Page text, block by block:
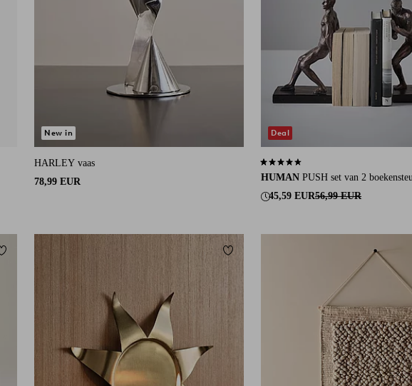
HARLEY vaas
78,99 EUR
New in
HUMAN PUSH set van 2
45,59 EUR56,99 EUR
4,4 op basis van 93 beoordelingen
Deal
Toevoegen aan favorieten Toevoegen aan favorieten